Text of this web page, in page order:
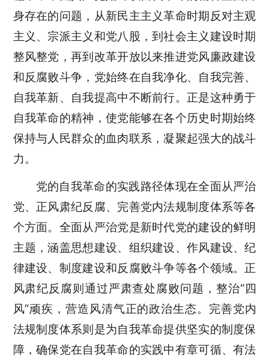
身存在的问题，从新民主主义革命时期反对主观
主义、宗派主义和党八股，到社会主义建设时期
整风整党，再到改革开放以来推进党风廉政建设
和反腐败斗争，党始终在自我净化、自我完善、
自我革新、自我提高中不断前行。正是这种勇于
自我革命的精神，使党能够在各个历史时期始终
保持与人民群众的血肉联系，凝聚起强大的战斗
力。
党的自我革命的实践路径体现在全面从严治
党、正风肃纪反腐、完善党内法规制度体系等各
个方面。全面从严治党是新时代党的建设的鲜明
主题，涵盖思想建设、组织建设、作风建设、纪
律建设、制度建设和反腐败斗争等各个领域。正
风肃纪反腐则通过严肃查处腐败问题，整治“四
风”顽疾，营造风清气正的政治生态。完善党内
法规制度体系则是为自我革命提供坚实的制度保
障，确保党在自我革命的实践中有章可循、有法